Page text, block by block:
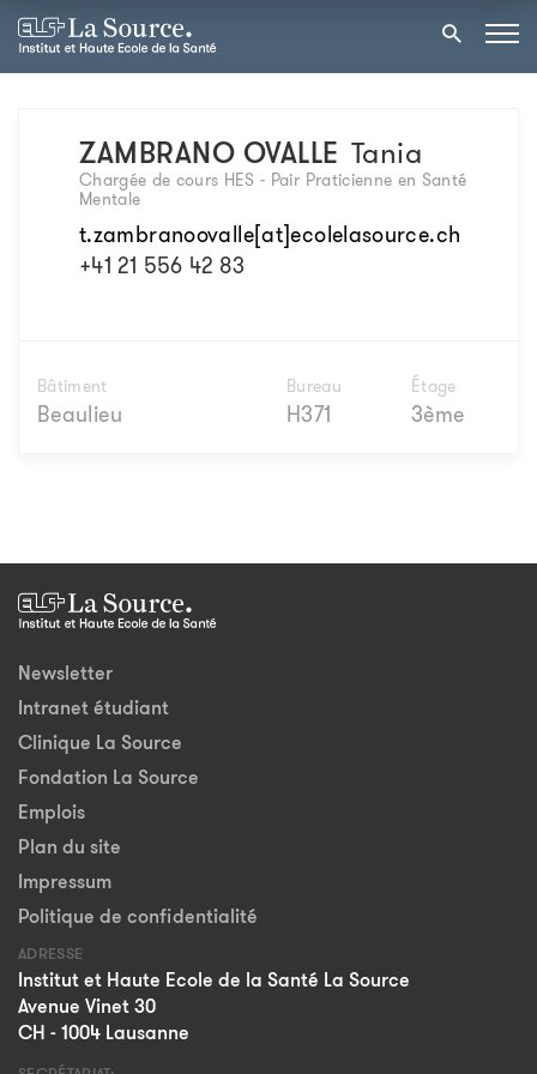
ZAMBRANO OVALLE Tania
Chargée de cours HES - Pair Praticienne en Santé
Mentale
t.zambranoovalle[at]ecolelasource.ch
+41 21 556 42 83
Bâtiment
Beaulieu
Bureau
H371
Étage
3ème
Newsletter
Intranet étudiant
Clinique La Source
Fondation La Source
Emplois
Plan du site
Impressum
Politique de confidentialité
ADRESSE
Institut et Haute Ecole de la Santé La Source
Avenue Vinet 30
CH - 1004 Lausanne